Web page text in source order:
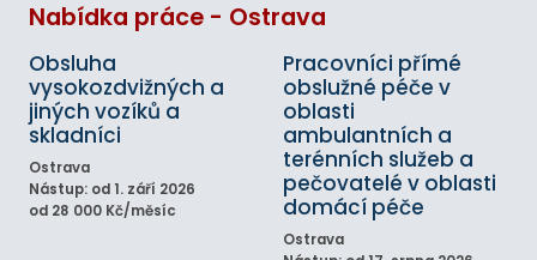
Nabídka práce - Ostrava
Obsluha
vysokozdvižných a
jiných vozíků a
skladníci
Ostrava
Nástup: od 1. září 2026
od 28 000 Kč/měsíc
Pracovníci přímé
obslužné péče v
oblasti
ambulantních a
terénních služeb a
pečovatelé v oblasti
domácí péče
Ostrava